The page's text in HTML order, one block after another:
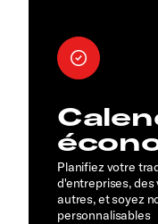
Planifiez votre
d'entreprises,
autres, et soyez
personnalisables